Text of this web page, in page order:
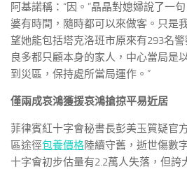
阿基諾稱：“因。”晶晶對媳婦說了一
婆有時間，隨時都可以來做客。只是
望她能包括塔克洛班市原來有293名
良多都只顧本身的家人，中心當局是
到災區，保持處所當局運作。”
僅兩成哀鴻獲援哀鴻搶掠平易近居
菲律賓紅十字會秘書長彭美玉質疑官
區途徑包養價格陸續守舊，逝世傷數
十字會初步估量有2.2萬人失落，但誇